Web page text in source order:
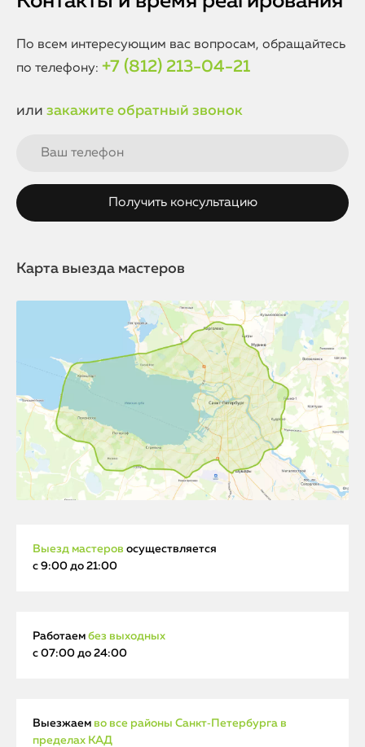
По всем интересующим вас вопросам, обращайтесь
по телефону: +7 (812) 213-04-21
или закажите обратный звонок
Карта выезда мастеров
Выезд мастеров осуществляется
с 9:00 до 21:00
Работаем без выходных
с 07:00 до 24:00
Выезжаем во все районы Санкт‑Петербурга в
пределах КАД